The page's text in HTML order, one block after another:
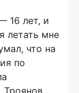
16 лет, и
летать мне
что на
по
Троянов